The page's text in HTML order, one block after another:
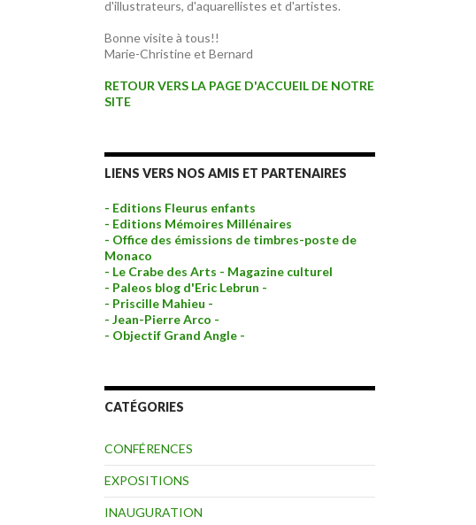
d'illustrateurs, d'aquarellistes et d'artistes.
Bonne visite à tous!!
Marie-Christine et Bernard
RETOUR VERS LA PAGE D'ACCUEIL DE NOTRE
SITE
LIENS VERS NOS AMIS ET PARTENAIRES
- Editions Fleurus enfants
- Editions Mémoires Millénaires
- Office des émissions de timbres-poste de
Monaco
- Le Crabe des Arts - Magazine culturel
- Paleos blog d'Eric Lebrun -
- Priscille Mahieu -
- Jean-Pierre Arco -
- Objectif Grand Angle -
CATÉGORIES
CONFÉRENCES
EXPOSITIONS
INAUGURATION